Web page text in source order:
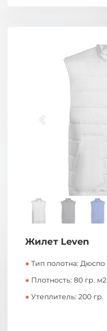
Жилет Leven
● Тип полотна: Дюспо
● Плотность: 80 гр. м2
● Утеплитель: 200 гр.